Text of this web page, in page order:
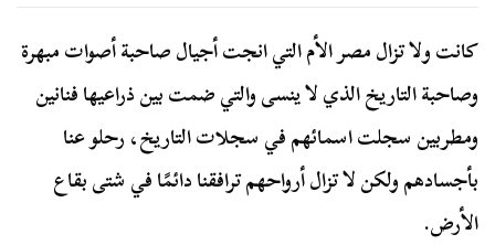
كانت ولا تزال مصر الأم التي انجت أجيال صاحبة أصوات مبهرة
وصاحبة التاريخ الذي لا ينسى والتي ضمت بين ذراعيها فنانين
ومطربين سجلت اسمائهم في سجلات التاريخ، رحلو عنا
بأجسادهم ولكن لا تزال أرواحهم ترافقنا دائمًا في شتى بقاع
الأرض.